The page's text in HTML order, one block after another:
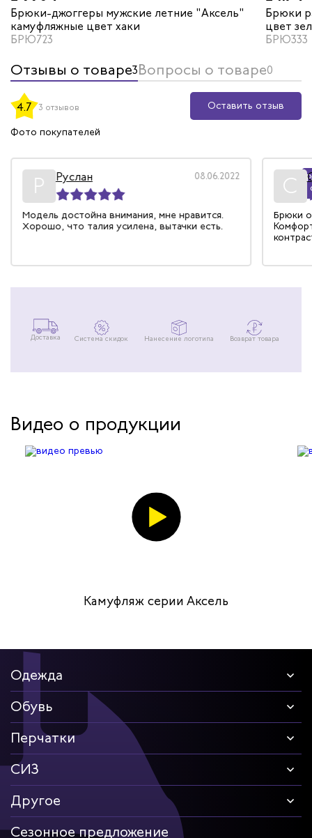
Брюки-джоггеры мужские летние "Аксель"
камуфляжные цвет хаки
БРЮ723
Брюки
цвет
БРЮ333
Отзывы о товаре3Вопросы о товаре0
4.7 3 отзывов
Оставить отзыв
Фото покупателей
Р Руслан 08.06.2022
Модель достойна внимания, мне нравится.
Хорошо, что талия усилена, вытачки есть.
С
Брюки
Доставка Система скидок Нанесение логотипа Возврат товара
Видео о продукции
Камуфляж серии Аксель
Одежда
Обувь
Перчатки
СИЗ
Другое
Сезонное предложение